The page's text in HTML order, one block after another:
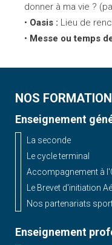
donner à ma vie ?
Oasis : L ieu de
Messe ou temps
NOS
Enseignement
La seconde
Le cycle terminal
Accompagnement à
Le Brevet d'initiation
Nos partenariats
Enseignement